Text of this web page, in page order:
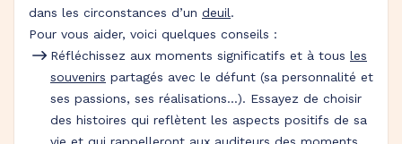
dans les circonstances d’un deuil.
Pour vous aider, voici quelques conseils :
Réfléchissez aux moments significatifs et à tous les
souvenirs partagés avec le défunt (sa personnalité et
ses passions, ses réalisations…). Essayez de choisir
des histoires qui reflètent les aspects positifs de sa